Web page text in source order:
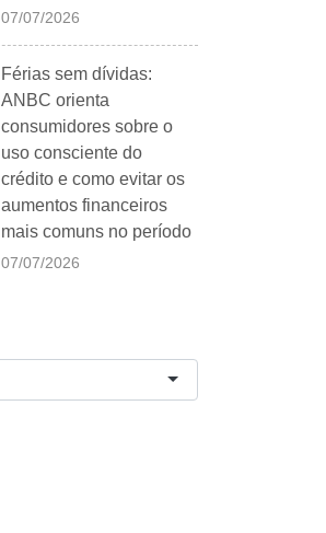
07/07/2026
Férias sem dívidas:
ANBC orienta
consumidores sobre o
uso consciente do
crédito e como evitar os
aumentos financeiros
mais comuns no período
07/07/2026